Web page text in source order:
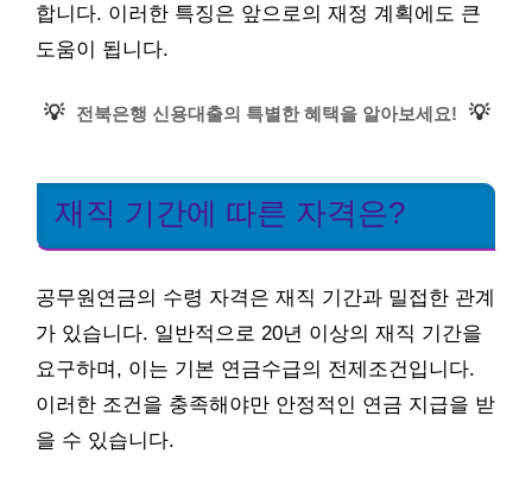
합니다. 이러한 특징은 앞으로의 재정 계획에도 큰
도움이 됩니다.
💡 전북은행 신용대출의 특별한 혜택을 알아보세요! 💡
재직 기간에 따른 자격은?
공무원연금의 수령 자격은 재직 기간과 밀접한 관계
가 있습니다. 일반적으로 20년 이상의 재직 기간을
요구하며, 이는 기본 연금수급의 전제조건입니다.
이러한 조건을 충족해야만 안정적인 연금 지급을 받
을 수 있습니다.